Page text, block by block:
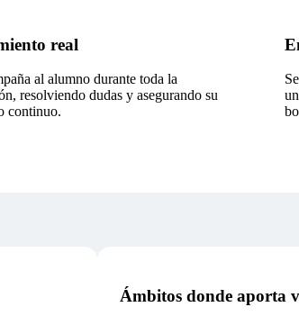
real
al alumno durante toda la
resolviendo dudas y asegurando su
continuo.
Ámbitos donde aporta